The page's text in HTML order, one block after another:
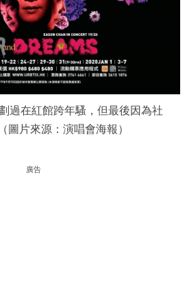
過在紅館跨年騷，但最後因為社
圖片來源：演唱會海報）
廣告